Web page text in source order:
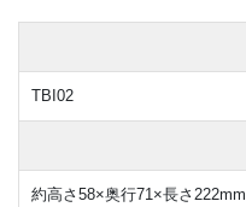
TBI02
約高さ58×奥行71×長さ222mm